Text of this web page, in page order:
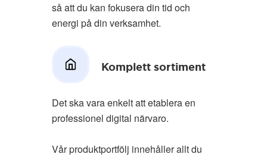
så att du kan fokusera din tid och
energi på din verksamhet.
Komplett sortiment
Det ska vara enkelt att etablera en
professionel digital närvaro.
Vår produktportfölj innehåller allt du